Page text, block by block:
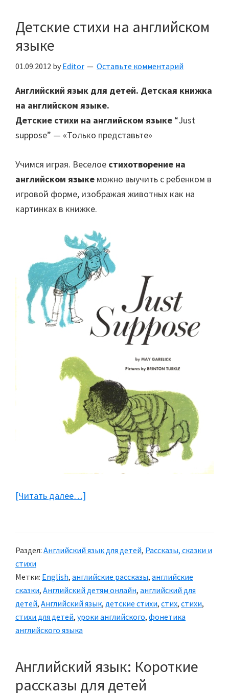
Детские стихи на английском
языке
01.09.2012 by Editor Оставьте комментарий
Английский язык для детей. Детская книжка
на английском языке.
Детские стихи на английском языке “Just
suppose” — «Только представьте»
Учимся играя. Веселое стихотворение на
английском языке можно выучить с ребенком в
игровой форме, изображая животных как на
картинках в книжке.
[Читать далее…]
английском
Раздел: Английский язык для детей, Рассказы, сказки и
стихи
Метки: English, английские рассказы, английские
сказки, Английский детям онлайн, английский для
детей, Английский язык, детские стихи, стих, стихи,
стихи для детей, уроки английского, фонетика
английского языка
Английский язык: Короткие
рассказы для детей